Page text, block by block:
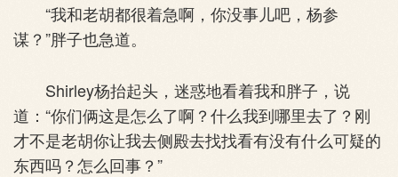
“我和老胡都很着急啊，你没事儿吧，杨参
谋？”胖子也急道。
Shirley杨抬起头，迷惑地看着我和胖子，说
道：“你们俩这是怎么了啊？什么我到哪里去了？刚
才不是老胡你让我去侧殿去找找看有没有什么可疑的
东西吗？怎么回事？”